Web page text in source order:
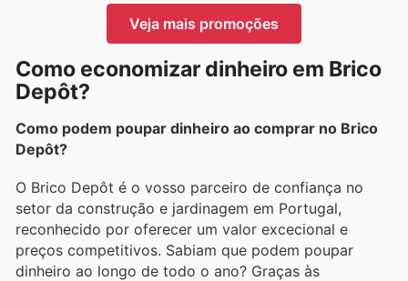
Veja mais promoções
Como economizar dinheiro em Brico
Depôt?
Como podem poupar dinheiro ao comprar no Brico
Depôt?
O Brico Depôt é o vosso parceiro de confiança no
setor da construção e jardinagem em Portugal,
reconhecido por oferecer um valor excecional e
preços competitivos. Sabiam que podem poupar
dinheiro ao longo de todo o ano? Graças às